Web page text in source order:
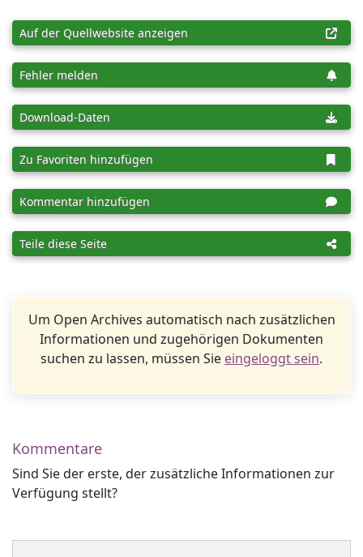
Auf der Quellwebsite anzeigen
Fehler melden
Download-Daten
Zu Favoriten hinzufügen
Kommentar hinzufügen
Teile diese Seite
Um Open Archives automatisch nach zusätzlichen
Informationen und zugehörigen Dokumenten
suchen zu lassen, müssen Sie eingeloggt sein.
Kommentare
Sind Sie der erste, der zusätzliche Informationen zur
Verfügung stellt?